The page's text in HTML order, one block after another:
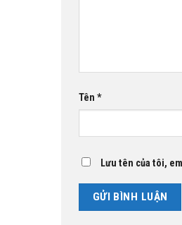
Tên *
Lưu tên của tôi,